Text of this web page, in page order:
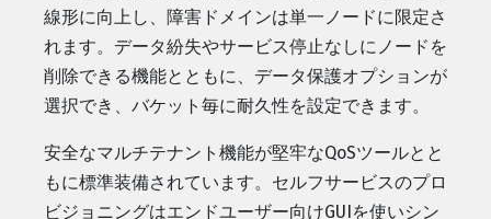
線形に向上し、障害ドメインは単一ノードに限定さ
れます。データ紛失やサービス停止なしにノードを
削除できる機能とともに、データ保護オプションが
選択でき、バケット毎に耐久性を設定できます。
安全なマルチテナント機能が堅牢なQoSツールとと
もに標準装備されています。セルフサービスのプロ
ビジョニングはエンドユーザー向けGUIを使いシン